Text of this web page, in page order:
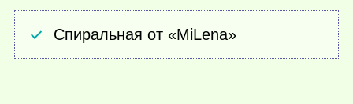
Спиральная от «MiLena»